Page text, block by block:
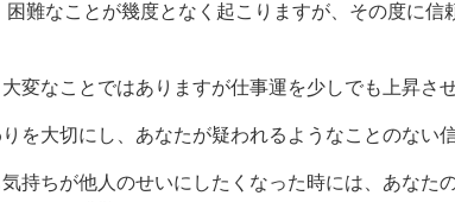
困難なことが幾度となく起こりますが、その度に信
変なことではありますが仕事運を少しでも上昇さ
りを大切にし、あなたが疑われるようなことのない
持ちが他人のせいにしたくなった時には、あなた